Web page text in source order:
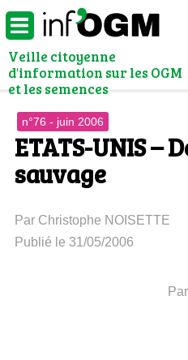
Veille citoyenne
d'information sur les OGM
et les semences
n°76 - juin 2006
ETATS-UNIS –
sauvage
Par Christophe NOISETTE
Publié le 31/05/2006